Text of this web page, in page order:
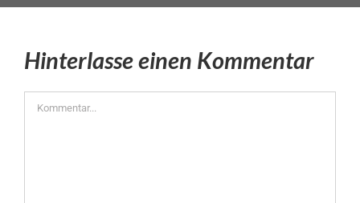
Hinterlasse einen Kommentar